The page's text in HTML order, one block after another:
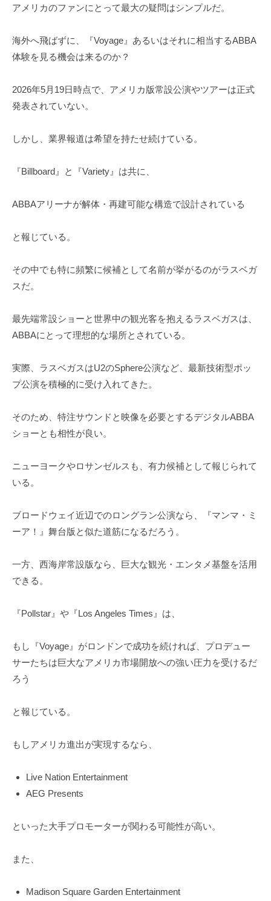
アメリカのファンにとって最大の疑問はシンプルだ。
海外へ飛ばずに、『Voyage』あるいはそれに相当するABBA
体験を見る機会は来るのか？
2026年5月19日時点で、アメリカ版常設公演やツアーは正式
発表されていない。
しかし、業界報道は希望を持たせ続けている。
『Billboard』と『Variety』は共に、
ABBAアリーナが解体・再建可能な構造で設計されている
と報じている。
その中でも特に頻繁に候補として名前が挙がるのがラスベガ
スだ。
最先端常設ショーと世界中の観光客を抱えるラスベガスは、
ABBAにとって理想的な場所とされている。
実際、ラスベガスはU2のSphere公演など、最新技術型ポッ
プ公演を積極的に受け入れてきた。
そのため、特注サウンドと映像を必要とするデジタルABBA
ショーとも相性が良い。
ニューヨークやロサンゼルスも、有力候補として報じられて
いる。
ブロードウェイ近辺でのロングラン公演なら、『マンマ・ミ
ーア！』舞台版と似た道筋になるだろう。
一方、西海岸常設版なら、巨大な観光・エンタメ基盤を活用
できる。
『Pollstar』や『Los Angeles Times』は、
もし『Voyage』がロンドンで成功を続ければ、プロデュー
サーたちは巨大なアメリカ市場開放への強い圧力を受けるだ
ろう
と報じている。
もしアメリカ進出が実現するなら、
Live Nation Entertainment
AEG Presents
といった大手プロモーターが関わる可能性が高い。
また、
Madison Square Garden Entertainment